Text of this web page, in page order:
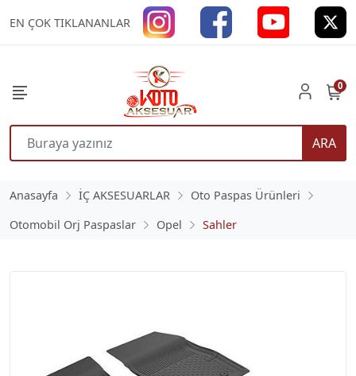
EN ÇOK TIKLANANLAR
ARA
0
Anasayfa İÇ AKSESUARLAR
Oto Paspas Ürünleri
Otomobil Orj Paspaslar
Opel Sahler